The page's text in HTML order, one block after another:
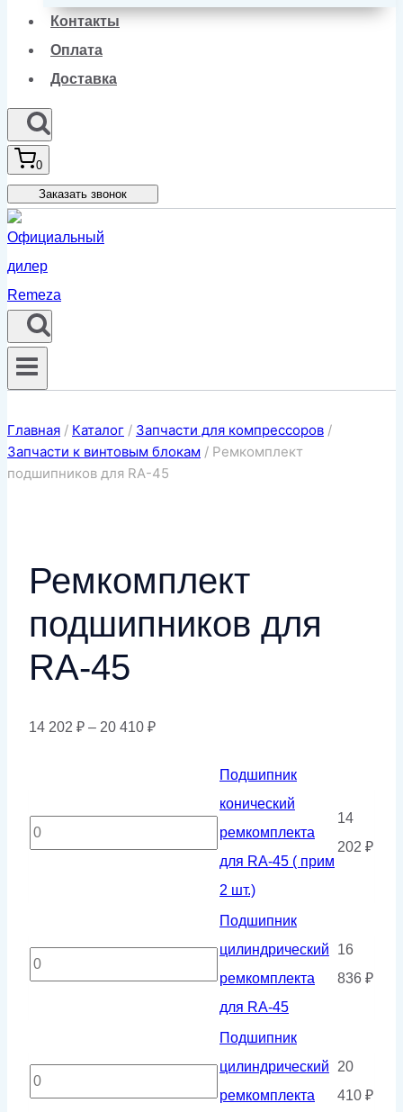
Контакты
Оплата
Доставка
0
Заказать звонок
Главная / Каталог / Запчасти для компрессоров /
Запчасти к винтовым блокам / Ремкомплект
подшипников для RA-45
Ремкомплект
подшипников для
RA-45
14 202 ₽ – 20 410 ₽Диапазон
202 ₽
Количество
ремкомплекта
для
прим
Подшипник
конический
ремкомплекта
для RA-45 ( прим
2 шт.)
14
202 ₽
Количество
ремкомплекта
Подшипник
цилиндрический
ремкомплекта
для RA-45
16
836 ₽
Количество
Подшипник
цилиндрический
ремкомплекта
20
410 ₽